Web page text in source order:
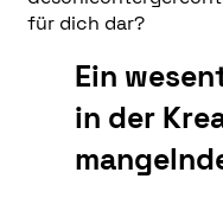
für dich dar?
Ein
in der